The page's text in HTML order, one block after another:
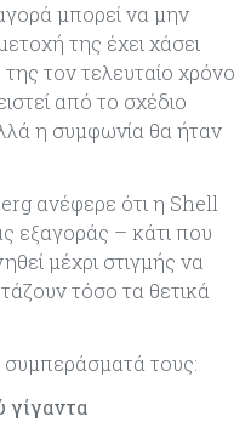
μπορεί να μην
της έχει χάσει
τον τελευταίο χρόνο
από το σχέδιο
η συμφωνία θα ήταν
ανέφερε ότι η Shell
εξαγοράς – κάτι που
μέχρι στιγμής να
τόσο τα θετικά
τους:
γίγαντα